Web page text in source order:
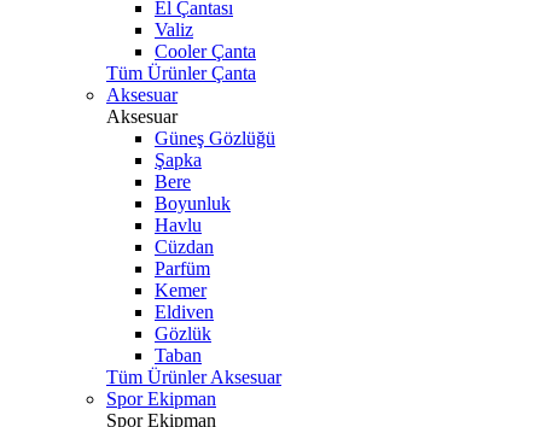
El Çantası
Valiz
Cooler Çanta
Tüm Ürünler Çanta
Aksesuar
Aksesuar
Güneş Gözlüğü
Şapka
Bere
Boyunluk
Havlu
Cüzdan
Parfüm
Kemer
Eldiven
Gözlük
Taban
Tüm Ürünler Aksesuar
Spor Ekipman
Spor Ekipman